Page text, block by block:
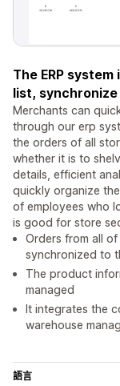
The ERP
list,
Merchants can
through our erp
the orders of all
whether it is to
details, efficient
quickly organize
of employees who
is good for store
Orders from all
synchronized to
The product
managed
It integrates the
warehouse
語言